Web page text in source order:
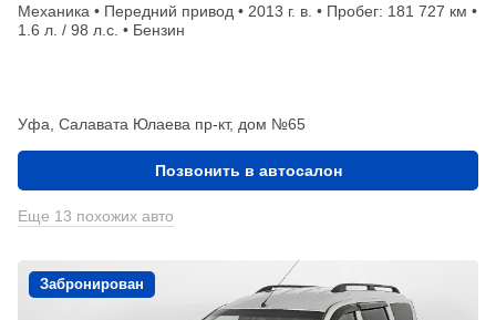
Механика • Передний привод • 2013 г. в. • Пробег: 181 727 км •
1.6 л. / 98 л.с. • Бензин
Уфа, Салавата Юлаева пр-кт, дом №65
Позвонить в автосалон
Еще 13 похожих авто
Забронирован